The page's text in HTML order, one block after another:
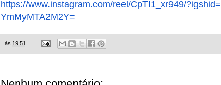
https://www.instagram.com/reel/CpTI1_xr949/?igshid=
YmMyMTA2M2Y=
às 19:51